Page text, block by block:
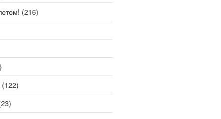
(216)
(122)